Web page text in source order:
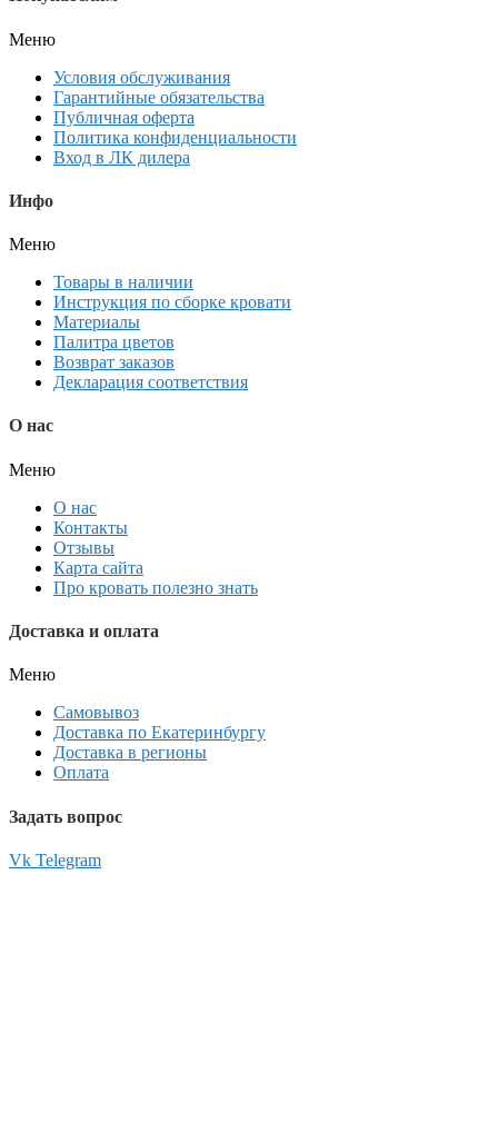
Меню
Условия обслуживания
Гарантийные обязательства
Публичная оферта
Политика конфиденциальности
Вход в ЛК дилера
Инфо
Меню
Товары в наличии
Инструкция по сборке кровати
Материалы
Палитра цветов
Возврат заказов
Декларация соответствия
О нас
Меню
О нас
Контакты
Отзывы
Карта сайта
Про кровать полезно знать
Доставка и оплата
Меню
Самовывоз
Доставка по Екатеринбургу
Доставка в регионы
Оплата
Задать вопрос
Vk Telegram